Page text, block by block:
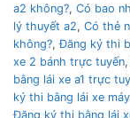
a2 không?, Có bao
lý thuyết a2, Có thẻ
không?,Đăng ký thi
xe 2 bánh trực tuyến
bằng lái xe a1 trực
ký thi bằng lái xe
Đăng ký thi bằng lái